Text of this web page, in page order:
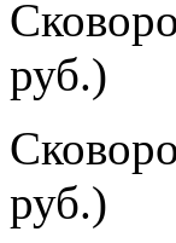
руб.)
руб.)